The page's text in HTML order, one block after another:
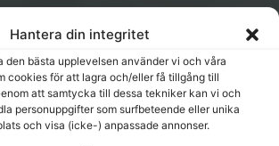
Hantera din integritet
den bästa upplevelsen använder vi och våra
cookies för att lagra och/eller få tillgång till
att samtycka till dessa tekniker kan vi och
personuppgifter som surfbeteende eller unika
och visa (icke-) anpassade annonser.